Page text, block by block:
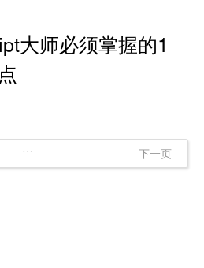
大师必须掌握的1
… 下一页